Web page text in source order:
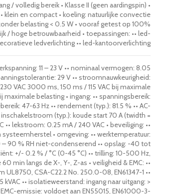
/ volledig bereik • Klasse II (geen aardingspin) •
klein en compact • koeling: natuurlijke convectie
belasting < 0.5 W • vooraf getest op 100%
/ hoge betrouwbaarheid • toepassingen: •• led-
ledverlichting •• led-kantoorverlichting
11 – 23 V •• nominaal vermogen: 8.05
29 V •• stroomnauwkeurigheid:
VAC 3000 ms, 150 ms / 115 VAC bij maximale
belasting • ingang: •• spanningsbereik:
47-63 Hz •• rendement (typ.): 81.5 % •• AC-
inschakelstroom (typ.): koude start 70 A (twidth =
lekstroom: 0.25 mA / 240 VAC • beveiliging: ••
• omgeving: •• werktemperatuur:
90 % RH niet-condenserend •• opslag: -40 tot
+/- 0.2 % / °C (0-45 °C) •• trilling: 10-500 Hz,
min langs de X-, Y-, Z-as • veiligheid & EMC: ••
CSA-C22.2 No. 250.0-08, EN61347-1 ••
•• isolatieweerstand: ingang naar uitgang: >
emissie: voldoet aan EN55015, EN61000-3-